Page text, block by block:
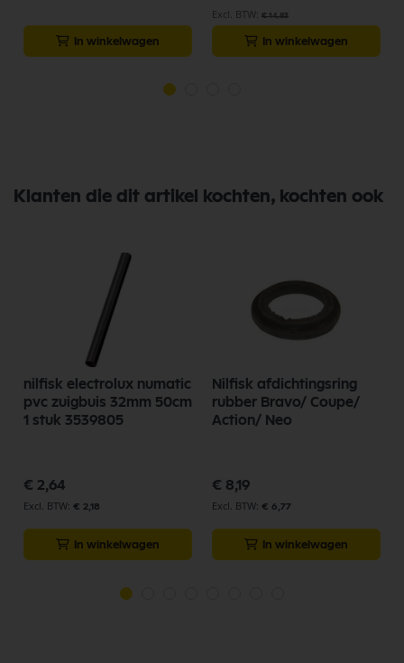
In winkelwagen
€ 14,83
In winkelwagen
Klanten die dit artikel kochten, kochten ook
nilfisk electrolux numatic
pvc zuigbuis 32mm 50cm
1 stuk 3539805
€ 2,64
€ 2,18
In winkelwagen
Nilfisk afdichtingsring
rubber Bravo/ Coupe/
Action/ Neo
€ 8,19
€ 6,77
In winkelwagen